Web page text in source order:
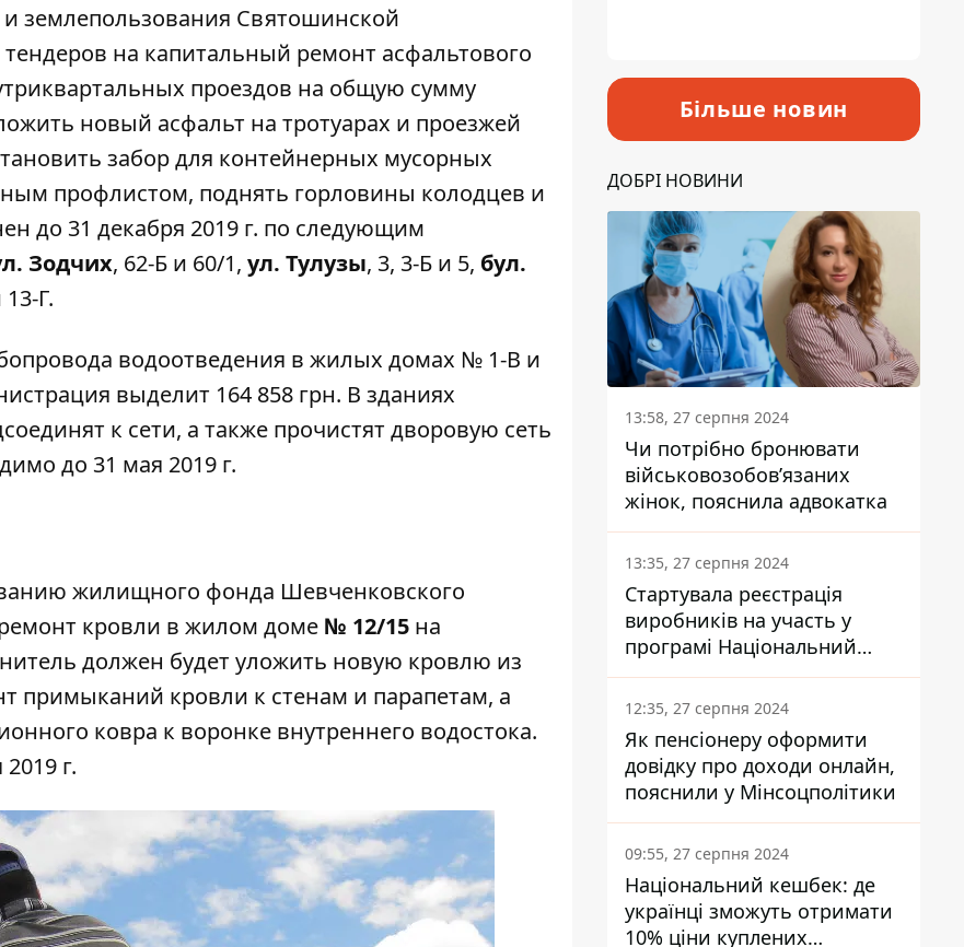
и землепользования Святошинской
на капитальный ремонт асфальтового
проездов на общую сумму
новый асфальт на тротуарах и проезжей
забор для контейнерных мусорных
профлистом, поднять горловины колодцев и
до 31 декабря 2019 г. по следующим
Зодчих, 62-Б и 60/1, ул. Тулузы, 3, 3-Б и 5, бул.
Г.
водоотведения в жилых домах № 1-В и
выделит 164 858 грн. В зданиях
к сети, а также прочистят дворовую сеть
до 31 мая 2019 г.
жилищного фонда Шевченковского
кровли в жилом доме № 12/15 на
должен будет уложить новую кровлю из
примыканий кровли к стенам и парапетам, а
ковра к воронке внутреннего водостока.
г.
Більше новин
ДОБРІ НОВИНИ
13:58, 27 серпня 2024
Чи потрібно бронювати
військовозобов’язаних
жінок, пояснила адвокатка
13:35, 27 серпня 2024
Стартувала реєстрація
виробників на участь у
програмі Національний
кешбек: як це зробити
через портал Дія
12:35, 27 серпня 2024
Як пенсіонеру оформити
довідку про доходи онлайн,
пояснили у Мінсоцполітики
09:55, 27 серпня 2024
Національний кешбек: де
українці зможуть отримати
10% ціни куплених